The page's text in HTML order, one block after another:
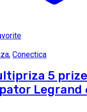
, Conectica
5
Legrand